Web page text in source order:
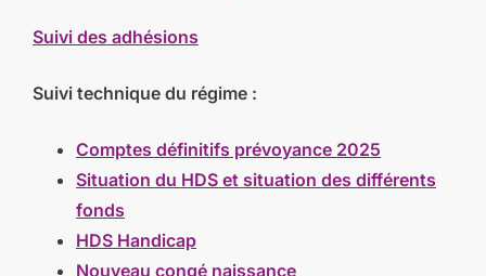
Suivi des adhésions
Suivi technique du régime :
Comptes définitifs prévoyance 2025
Situation du HDS et situation des différents
fonds
HDS Handicap
Nouveau congé naissance